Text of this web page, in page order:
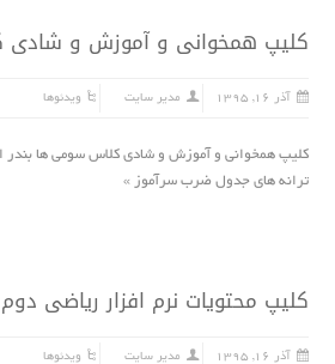
کلیپ همخوانی و آموزش و
آذر ۱۶, ۱۳۹۵ مدیر سایت ویدئوها
ترانه هاى جدول ضرب سرآموز »
کلیپ محتویات نرم افزار ریاضى
آذر ۱۶, ۱۳۹۵ مدیر سایت ویدئوها